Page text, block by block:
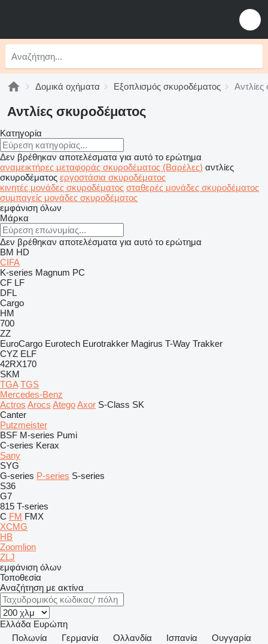
Δομικά οχήματα Εξοπλισμός σκυροδέματος
Αντλίες σκυροδέματος
Κατηγορία
Δεν βρέθηκαν αποτελέσματα για αυτό το ερώτημα
αναμεικτήρες μεταφοράς σκυροδέματος (Βαρέλες) αντλίες
σκυροδέματος εργοστάσια σκυροδέματος
κινητές μονάδες σκυροδέματος σταθερές μονάδες σκυροδέματος
συμπαγείς μονάδες σκυροδέματος
εμφάνιση όλων
Μάρκα
Δεν βρέθηκαν αποτελέσματα για αυτό το ερώτημα
BM HD
CIFA
K-series Magnum PC
CF LF
DFL
Cargo
HM
700
ZZ
EuroCargo Eurotech Eurotrakker Magirus T-Way Trakker
CYZ ELF
42RX170
SKM
TGA TGS
Mercedes-Benz
Actros Arocs AtegoAxor S-Class SK
Canter
Putzmeister
BSF M-series Pumi
C-series Kerax
Sany
SYG
G-series P-series S-series
S36
G7
815 T-series
C FM FMX
XCMG
HB
Zoomlion
ZLJ
εμφάνιση όλων
Τοποθεσία
Αναζήτηση με ακτίνα
Ελλάδα Ευρώπη
Πολωνία
Γερμανία Ολλανδία Ισπανία
Ουγγαρία